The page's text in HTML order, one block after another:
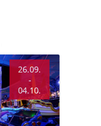
26.09.
-
04.10.